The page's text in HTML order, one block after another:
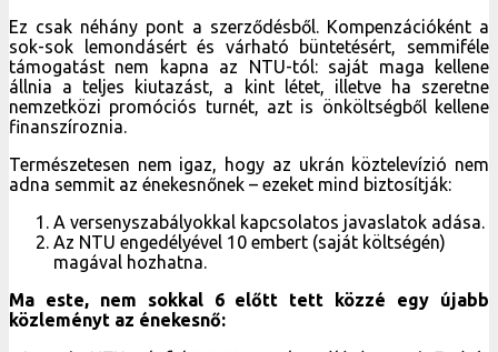
Ez csak néhány pont a szerződésből. Kompenzációként a
sok-sok lemondásért és várható büntetésért, semmiféle
támogatást nem kapna az NTU-tól: saját maga kellene
állnia a teljes kiutazást, a kint létet, illetve ha szeretne
nemzetközi promóciós turnét, azt is önköltségből kellene
finanszíroznia.
Természetesen nem igaz, hogy az ukrán köztelevízió nem
adna semmit az énekesnőnek – ezeket mind biztosítják:
A versenyszabályokkal kapcsolatos javaslatok adása.
Az NTU engedélyével 10 embert (saját költségén)
magával hozhatna.
Ma este, nem sokkal 6 előtt tett közzé egy újabb
közleményt az énekesnő: